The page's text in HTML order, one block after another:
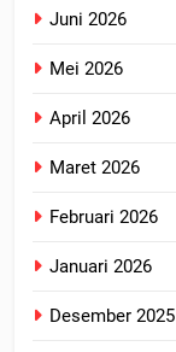
Juni 2026
Mei 2026
April 2026
Maret 2026
Februari 2026
Januari 2026
Desember 2025